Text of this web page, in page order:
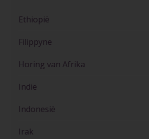
Ethiopië
Filippyne
Horing van Afrika
Indië
Indonesië
Irak